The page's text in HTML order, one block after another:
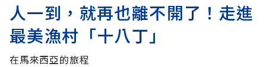
人一到，就再也離不開了！走進
最美漁村「十八丁」
在馬來西亞的旅程